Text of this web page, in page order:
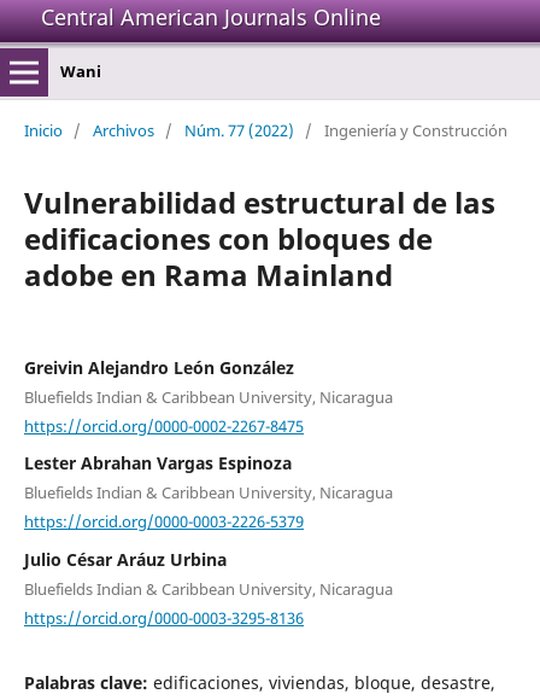
Central American Journals Online
Wani
Inicio / Archivos / Núm. 77 (2022) / Ingeniería y Construcción
Vulnerabilidad estructural de las
edificaciones con bloques de
adobe en Rama Mainland
Greivin Alejandro León González
Bluefields Indian & Caribbean University, Nicaragua
https://orcid.org/0000-0002-2267-8475
Lester Abrahan Vargas Espinoza
Bluefields Indian & Caribbean University, Nicaragua
https://orcid.org/0000-0003-2226-5379
Julio César Aráuz Urbina
Bluefields Indian & Caribbean University, Nicaragua
https://orcid.org/0000-0003-3295-8136
Palabras clave: edificaciones, viviendas, bloque, desastre,